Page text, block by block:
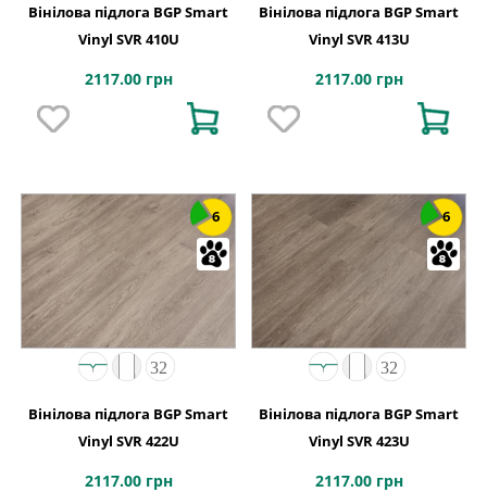
Вінілова підлога BGP Smart
Vinyl SVR 410U
2117.00 грн
Вінілова підлога BGP Smart
Vinyl SVR 413U
2117.00 грн
6
Вінілова підлога BGP Smart
Vinyl SVR 422U
2117.00 грн
6
Вінілова підлога BGP Smart
Vinyl SVR 423U
2117.00 грн